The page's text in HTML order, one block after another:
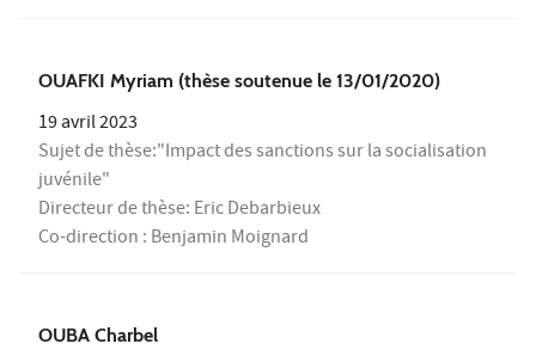
OUAFKI Myriam (thèse soutenue le 13/01/2020)
19 avril 2023
Sujet de thèse:"Impact des sanctions sur la socialisation
juvénile"
Directeur de thèse: Eric Debarbieux
Co-direction : Benjamin Moignard
OUBA Charbel